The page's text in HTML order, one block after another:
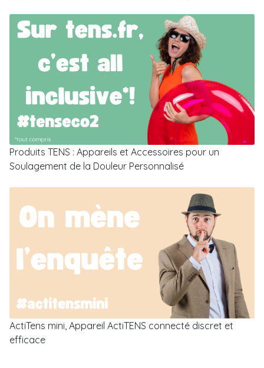
Produits TENS : Appareils et Accessoires pour un
Soulagement de la Douleur Personnalisé
ActiTens mini, Appareil ActiTENS connecté discret et
efficace